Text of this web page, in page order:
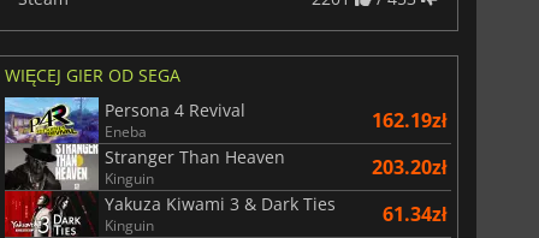
WIĘCEJ GIER OD SEGA
Persona 4 Revival
Eneba 162.19zł
Stranger Than Heaven
Kinguin 203.20zł
Yakuza Kiwami 3 & Dark Ties
Kinguin 61.34zł